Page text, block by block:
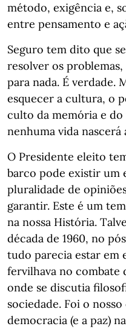
método, exigência e,
entre pensamento e
Seguro tem dito que
resolver os
para nada. É verdade.
esquecer a cultura, o
culto da memória e
nenhuma vida
O Presidente eleito
barco pode existir um
pluralidade de
garantir. Este é um
na nossa História.
década de 1960, no
tudo parecia estar em
fervilhava no combate
onde se discutia
sociedade. Foi o
democracia (e a paz)